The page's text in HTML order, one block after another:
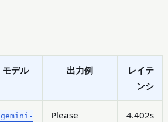
モデル 出力例
レイテ
ンシ
gemini-
Please
4.402s